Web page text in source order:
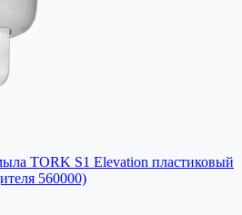
TORK S1 Elevation пластиковый
560000)